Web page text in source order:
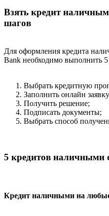
Взять кредит
шагов
Для оформления кредита
Bank необходимо выполнить
Выбрать кредитную
Заполнить онлайн
Получить решение;
Подписать документы;
Выбрать способ
5 кредитов наличными
Кредит наличными на